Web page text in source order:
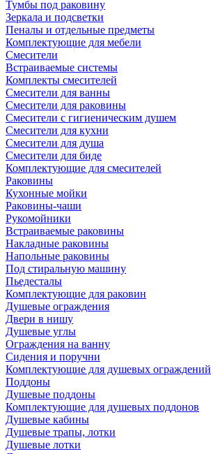
Тумбы под раковину
Зеркала и подсветки
Пеналы и отдельные предметы
Комплектующие для мебели
Смесители
Встраиваемые системы
Комплекты смесителей
Смесители для ванны
Смесители для раковины
Смесители с гигиеническим душем
Смесители для кухни
Смесители для душа
Смесители для биде
Комплектующие для смесителей
Раковины
Кухонные мойки
Раковины-чаши
Рукомойники
Встраиваемые раковины
Накладные раковины
Напольные раковины
Под стиральную машину
Пьедесталы
Комплектующие для раковин
Душевые ограждения
Двери в нишу
Душевые углы
Ограждения на ванну
Сидения и поручни
Комплектующие для душевых ограждений
Поддоны
Душевые поддоны
Комплектующие для душевых поддонов
Душевые кабины
Душевые трапы, лотки
Душевые лотки